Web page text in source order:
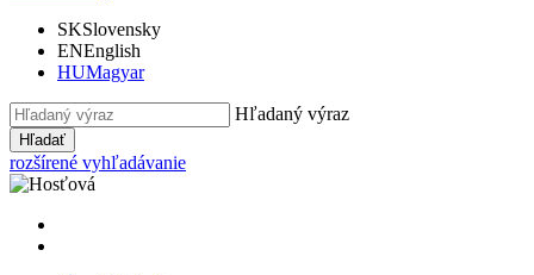
SKSlovensky
ENEnglish
HUMagyar
Hľadaný výraz
Hľadať
rozšírené vyhľadávanie